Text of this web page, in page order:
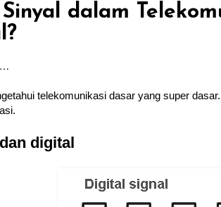
Sinyal dalam
telekomunikasi dasar yang super
digital